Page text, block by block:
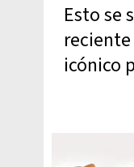
Esto se
icónico